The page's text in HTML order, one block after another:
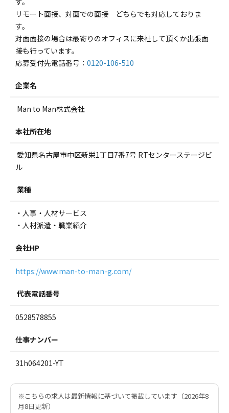
リモート面接、対面での面接 どちらでも対応しておりま
す。
対面面接の場合は最寄りのオフィスに来社して頂くか出張面
接も行っています。
応募受付先電話番号： 0120-106-510
企業名
Man to Man株式会社
本社所在地
愛知県名古屋市中区新栄1丁目7番7号 RTセンターステージビ
ル
業種
・人事・人材サービス
・人材派遣・職業紹介
会社HP
https://www.man-to-man-g.com/
代表電話番号
0528578855
仕事ナンバー
31h064201-YT
※こちらの求人は最新情報に基づいて掲載しています（2026年8
月8日更新）